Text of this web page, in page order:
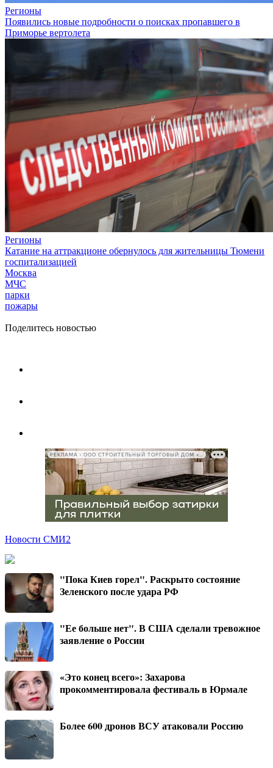
Регионы
Появились новые подробности о поисках пропавшего в
Приморье вертолета
Регионы
Катание на аттракционе обернулось для жительницы Тюмени
госпитализацией
Москва
МЧС
парки
пожары
Поделитесь новостью
Новости СМИ2
"Пока Киев горел". Раскрыто состояние
Зеленского после удара РФ
"Ее больше нет". В США сделали тревожное
заявление о России
«Это конец всего»: Захарова
прокомментировала фестиваль в Юрмале
Более 600 дронов ВСУ атаковали Россию